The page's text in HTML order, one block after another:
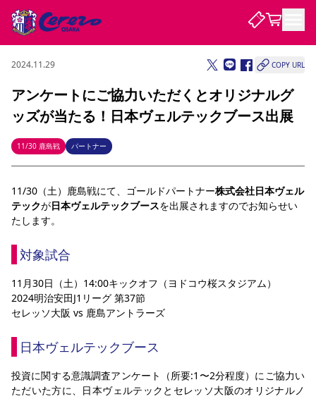
試合・チーム
試合について
試合日程 / 結果 順位表
チームについて
選手・スタッフ スケジュール メディア情報 アクセス レディース
アカデミー ハナサカプレーヤー 歴代所属選手
観戦する
チケット
チケット情報 販売スケジュール 価格・席種
購入方法
シーズンシート
法人シーズンシート 福祉サービス 団体チケット
特定興行入場券
譲渡サービス リセールサービス
初めて観戦ガイド
観戦マナー&ルール
ビジターサポーター観戦ガイド
スタジアム
DAZNで観戦
DAZNで観戦
クラブを知る
セレッソ大阪について
サポートする
パートナー企業募集中 セレッソ大阪VISAカード
サポートスタッフ
セレッソアイデアちょうだいな
Lise（ライセンスビジネス）
活動レポート SPORT POSITIVE LEAGUES 取り組み実績
ファンクラブ
ファンクラブ
SAKURA SOCIO SAKURA POINT Program 招待券引換方法 先行入場
まいセレチケット
会員規定 婚姻届・出生届・命名書
ニュース
ニュース
ホームタウン パートナー スポーツクラブ
レディース
アカデミー
2024.11.29 COPY URL
アンケートにご協力いただくとオリジナルグ
ッズが当たる！日本ヴェルテックブース出展
11/30 鹿島戦 パートナー
11/30（土）鹿島戦にて、ゴールドパートナー株式会社日本ヴェル
テックが日本ヴェルテックブースを出展されますのでお知らせい
たします。
対象試合
11月30日（土）14:00キックオフ（ヨドコウ桜スタジアム）
2024明治安田J1リーグ 第37節
セレッソ大阪 vs 鹿島アントラーズ
日本ヴェルテックブース
投資に関する意識調査アンケート（所要:1〜2分程度）にご協力い
ただいた方に、日本ヴェルテックとセレッソ大阪のオリジナルノ